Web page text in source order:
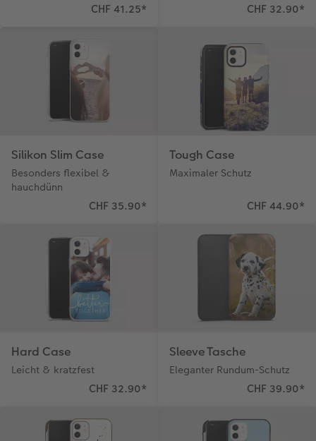
CHF 32.90*
Silikon Slim Case
Besonders flexibel &
hauchdünn
CHF 35.90*
Hard Case
Leicht & kratzfest
CHF 32.90*
Tough Case
Maximaler Schutz
CHF 44.90*
Sleeve Tasche
Eleganter Rundum-Schutz
CHF 39.90*
CHF 41.25*